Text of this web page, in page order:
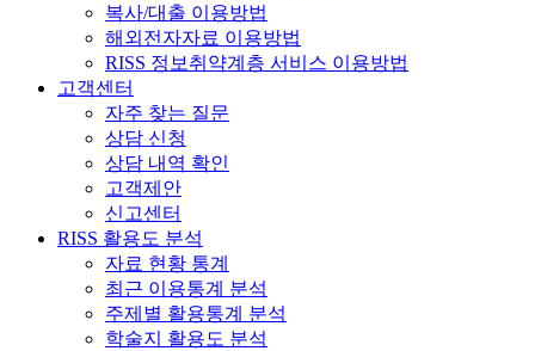
복사/대출 이용방법
해외전자자료 이용방법
RISS 정보취약계층 서비스 이용방법
고객센터
자주 찾는 질문
상담 신청
상담 내역 확인
고객제안
신고센터
RISS 활용도 분석
자료 현황 통계
최근 이용통계 분석
주제별 활용통계 분석
학술지 활용도 분석